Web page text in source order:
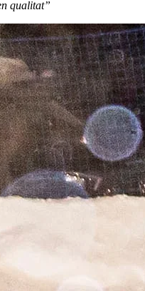
qualitat”